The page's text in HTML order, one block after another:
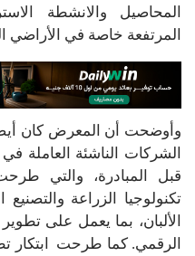
المحاصيل والانشطة
المرتفعة خاصة في الأراضي
وأوضحت أن المعرض كان
الشركات الناشئة العاملة
قبل المبادرة، والتي
تكنولوجيا الزراعة
الألبان، بما يعمل على
الرقمي. كما طرحت ابتكار